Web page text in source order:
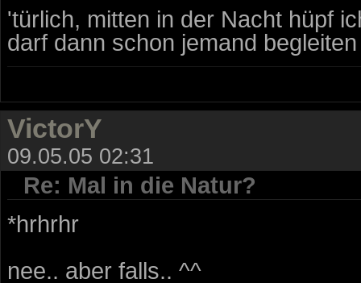
'türlich, mitten in der Nacht hüpf
darf dann schon jemand
VictorY
09.05.05 02:31
Re: Mal in die Natur?
*hrhrhr
nee.. aber falls.. ^^